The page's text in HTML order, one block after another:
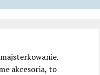
akcesoria, to